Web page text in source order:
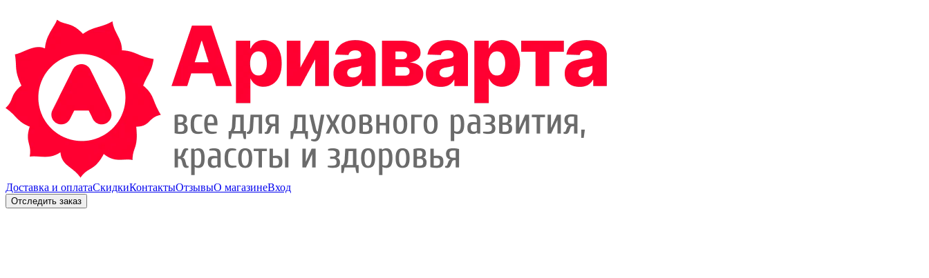
Доставка и оплатаСкидкиКонтактыОтзывыО магазинеВход
Отследить заказ